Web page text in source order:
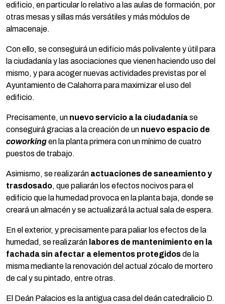
edificio, en particular lo relativo a las aulas de formación, por
otras mesas y sillas más versátiles y más módulos de
almacenaje.
Con ello, se conseguirá un edificio más polivalente y útil para
la ciudadanía y las asociaciones que vienen haciendo uso del
mismo, y para acoger nuevas actividades previstas por el
Ayuntamiento de Calahorra para maximizar el uso del
edificio.
Precisamente, un nuevo servicio a la ciudadaníase
conseguirá gracias a la creación de un nuevo espacio de
coworkingen la planta primera con un mínimo de cuatro
puestos de trabajo.
Asimismo, se realizarán actuaciones de saneamiento y
trasdosado, que paliarán los efectos nocivos para el
edificio que la humedad provoca en la planta baja, donde se
creará un almacén y se actualizará la actual sala de espera.
En el exterior, y precisamente para paliar los efectos de la
humedad, se realizarán labores de mantenimiento en la
fachada sin afectar a elementos protegidosde la
misma mediante la renovación del actual zócalo de mortero
de cal y su pintado, entre otras.
El Deán Palacios es la antigua casa del deán catedralicio D.